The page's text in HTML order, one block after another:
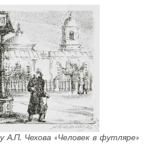
А.П. Чехова «Человек в футляре»